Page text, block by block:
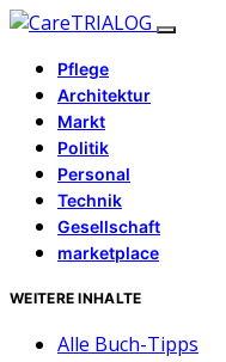
Pflege
Architektur
Markt
Politik
Personal
Technik
Gesellschaft
marketplace
WEITERE INHALTE
Alle Buch-Tipps